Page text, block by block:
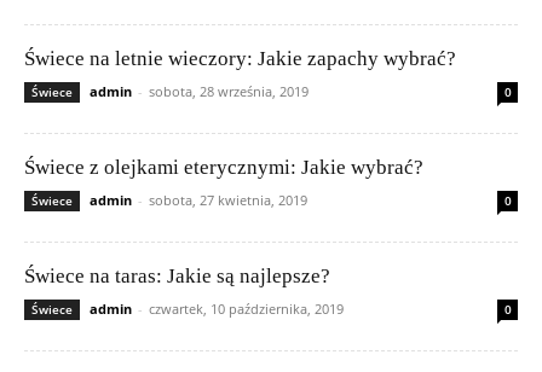
Świece na letnie wieczory: Jakie zapachy wybrać?
Świece admin - sobota, 28 września, 2019 0
Świece z olejkami eterycznymi: Jakie wybrać?
Świece admin - sobota, 27 kwietnia, 2019 0
Świece na taras: Jakie są najlepsze?
Świece admin - czwartek, 10 października, 2019 0